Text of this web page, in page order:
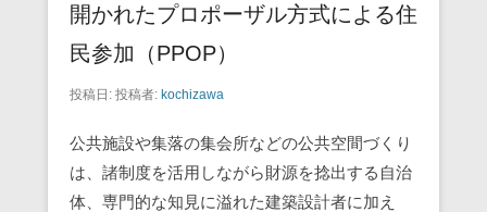
開かれたプロポーザル方式による住
民参加（PPOP）
投稿日: 投稿者: kochizawa
公共施設や集落の集会所などの公共空間づくり
は、諸制度を活用しながら財源を捻出する自治
体、専門的な知見に溢れた建築設計者に加え